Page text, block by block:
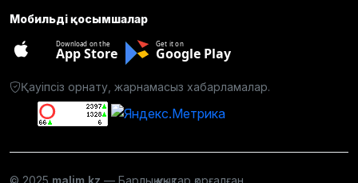
Мобильді қосымшалар
Download on the
App Store
Get it on
Google Play
Қауіпсіз орнату, жарнамасыз хабарламалар.
© 2025 malim.kz — Барлық құқықтар қорғалған.